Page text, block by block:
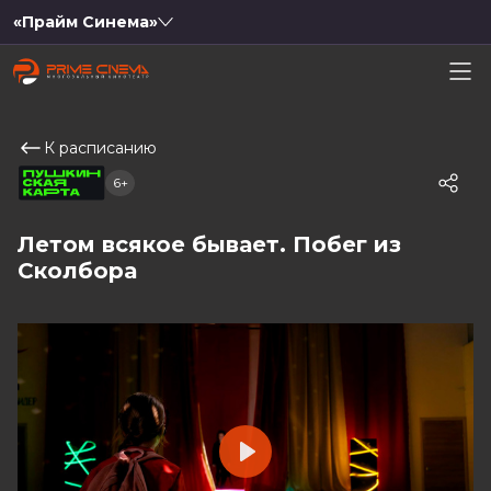
«Прайм Синема»
К расписанию
Летом всякое бывает. Побег из
Сколбора
6+
Play